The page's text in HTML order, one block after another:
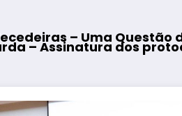
de Mulheres e de
de cooperação